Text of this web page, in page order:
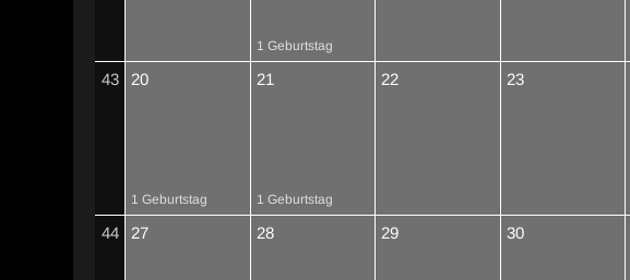
1 Geburtstag
43 20
1 Geburtstag
21
1 Geburtstag
22 23
44 27 28 29 30